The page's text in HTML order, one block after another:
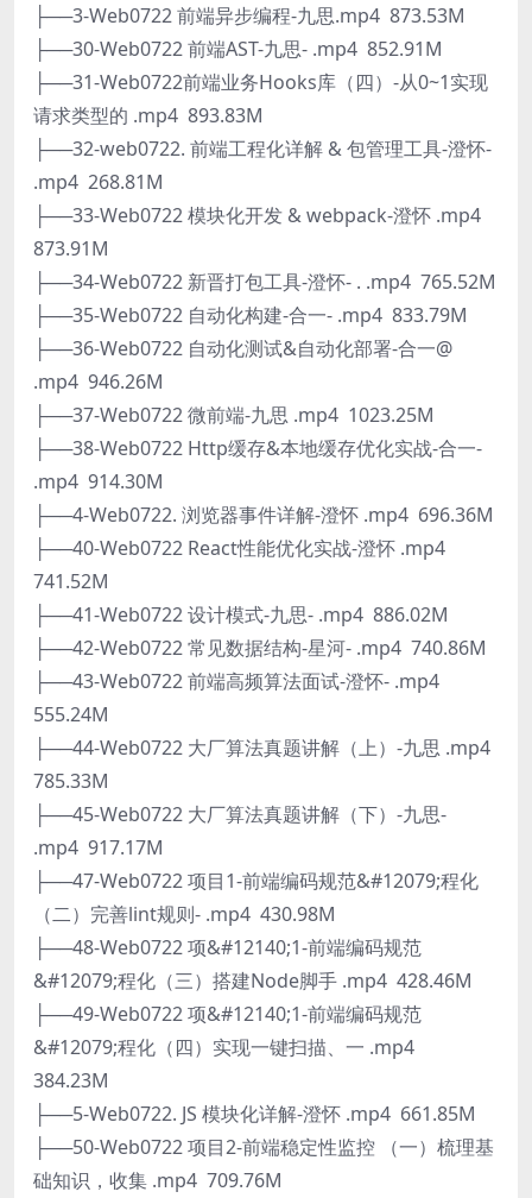
├──3-Web0722 前端异步编程-九思.mp4 873.53M
├──30-Web0722 前端AST-九思- .mp4 852.91M
├──31-Web0722前端业务Hooks库（四）-从0~1实现
请求类型的 .mp4 893.83M
├──32-web0722. 前端工程化详解 & 包管理工具-澄怀-
.mp4 268.81M
├──33-Web0722 模块化开发 & webpack-澄怀 .mp4
873.91M
├──34-Web0722 新晋打包工具-澄怀- . .mp4 765.52M
├──35-Web0722 自动化构建-合一- .mp4 833.79M
├──36-Web0722 自动化测试&自动化部署-合一@
.mp4 946.26M
├──37-Web0722 微前端-九思 .mp4 1023.25M
├──38-Web0722 Http缓存&本地缓存优化实战-合一-
.mp4 914.30M
├──4-Web0722. 浏览器事件详解-澄怀 .mp4 696.36M
├──40-Web0722 React性能优化实战-澄怀 .mp4
741.52M
├──41-Web0722 设计模式-九思- .mp4 886.02M
├──42-Web0722 常见数据结构-星河- .mp4 740.86M
├──43-Web0722 前端高频算法面试-澄怀- .mp4
555.24M
├──44-Web0722 大厂算法真题讲解（上）-九思 .mp4
785.33M
├──45-Web0722 大厂算法真题讲解（下）-九思-
.mp4 917.17M
├──47-Web0722 项目1-前端编码规范&#12079;程化
（二）完善lint规则- .mp4 430.98M
├──48-Web0722 项&#12140;1-前端编码规范
&#12079;程化（三）搭建Node脚手 .mp4 428.46M
├──49-Web0722 项&#12140;1-前端编码规范
&#12079;程化（四）实现一键扫描、一 .mp4
384.23M
├──5-Web0722. JS 模块化详解-澄怀 .mp4 661.85M
├──50-Web0722 项目2-前端稳定性监控 （一）梳理基
础知识，收集 .mp4 709.76M